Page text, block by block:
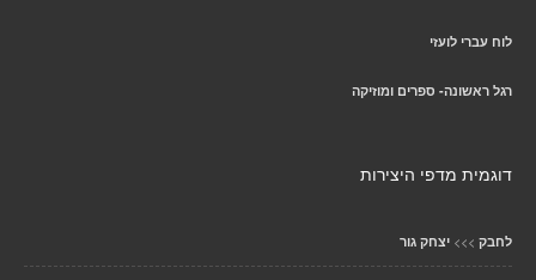
לוח עברי לועזי
רגל ראשונה- ספרים ומוזיקה
דוגמית מדפי היצירות
לחבק >>> יצחק גור